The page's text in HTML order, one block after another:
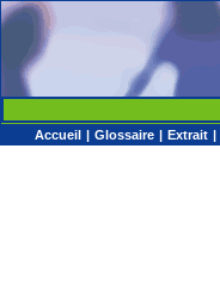
Accueil | Glossaire | Extrait |